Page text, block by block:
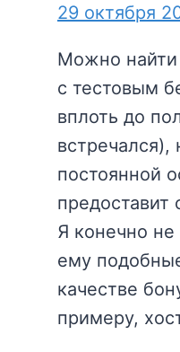
29 октября
Можно найти
с тестовым
вплоть до
постоянной
предоставит
Я конечно
ему
качестве
примеру,